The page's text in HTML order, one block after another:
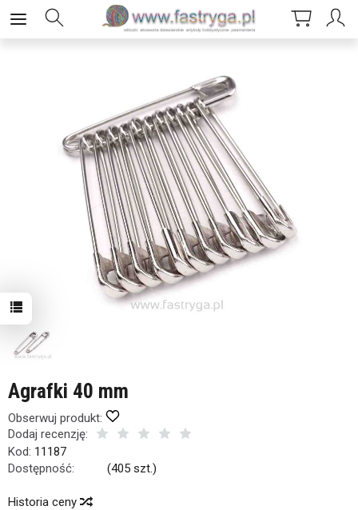
Agrafki 40 mm
Obserwuj produkt:
Dodaj recenzję:
Kod: 11187
Dostępność:
(405 szt.)
Historia ceny